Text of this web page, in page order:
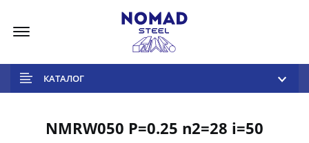
КАТАЛОГ
NMRW050 P=0.25 n2=28 i=50